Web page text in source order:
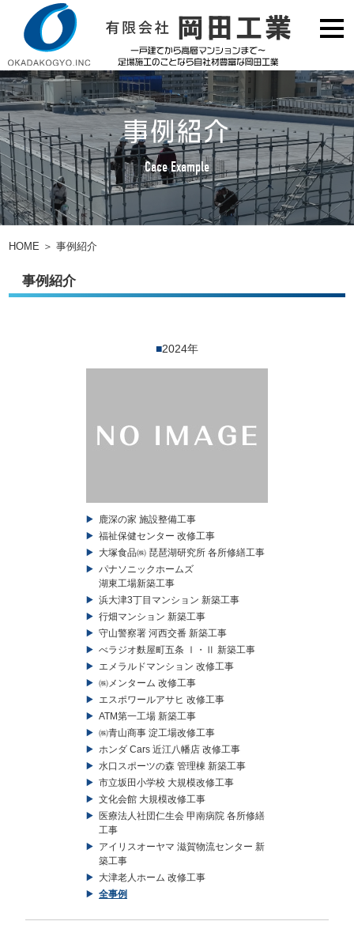
事例紹介
Cace Example
HOME ＞事例紹介
事例紹介
■2024年
鹿深の家 施設整備工事
福祉保健センター 改修工事
大塚食品㈱ 琵琶湖研究所 各所修繕工事
パナソニックホームズ
湖東工場新築工事
浜大津3丁目マンション 新築工事
行畑マンション 新築工事
守山警察署 河西交番 新築工事
べラジオ麩屋町五条 Ⅰ・Ⅱ 新築工事
エメラルドマンション 改修工事
㈱メンターム 改修工事
エスポワールアサヒ 改修工事
ATM第一工場 新築工事
㈱青山商事 淀工場改修工事
ホンダ Cars 近江八幡店 改修工事
水口スポーツの森 管理棟 新築工事
市立坂田小学校 大規模改修工事
文化会館 大規模改修工事
医療法人社団仁生会 甲南病院 各所修繕
工事
アイリスオーヤマ 滋賀物流センター 新
築工事
大津老人ホーム 改修工事
全事例